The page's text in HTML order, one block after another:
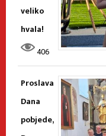
veliko
hvala!
406
Proslava
Dana
pobjede,